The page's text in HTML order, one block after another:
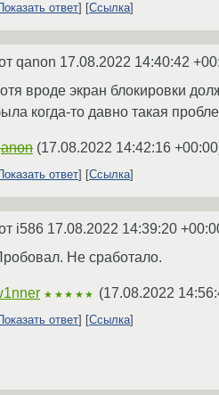
ответ Ссылка
qanon 17.08.2022 14:40:42
вроде экран блокировки
когда-то давно такая
(17.08.2022 14:42:16 +00:00
ответ Ссылка
i586 17.08.2022 14:39:20
Не сработало.
★★★★★ (17.08.2022
ответ
Ссылка